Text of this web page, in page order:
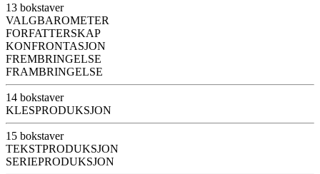
13 bokstaver
VALGBAROMETER
FORFATTERSKAP
KONFRONTASJON
FREMBRINGELSE
FRAMBRINGELSE
14 bokstaver
KLESPRODUKSJON
15 bokstaver
TEKSTPRODUKSJON
SERIEPRODUKSJON